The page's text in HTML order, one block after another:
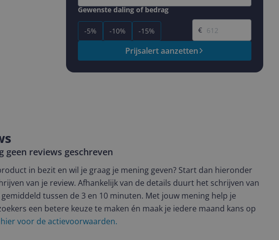
Gewenste daling of bedrag
-5% -10% -15%
Gewenste prijs
€
Prijsalert aanzetten
geen reviews geschreven
in bezit en wil je graag je mening geven? Start dan hieronder
van je review. Afhankelijk van de details duurt het schrijven van
tussen de 3 en 10 minuten. Met jouw mening help je
een betere keuze te maken én maak je iedere maand kans op
voor de actievoorwaarden.